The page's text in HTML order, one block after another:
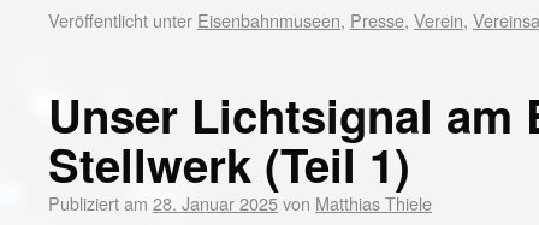
Veröffentlicht unter Eisenbahnmuseen, Presse, Verein,
Unser Lichtsignal am
Stellwerk (Teil 1)
Publiziert am 28. Januar 2025von Matthias Thiele